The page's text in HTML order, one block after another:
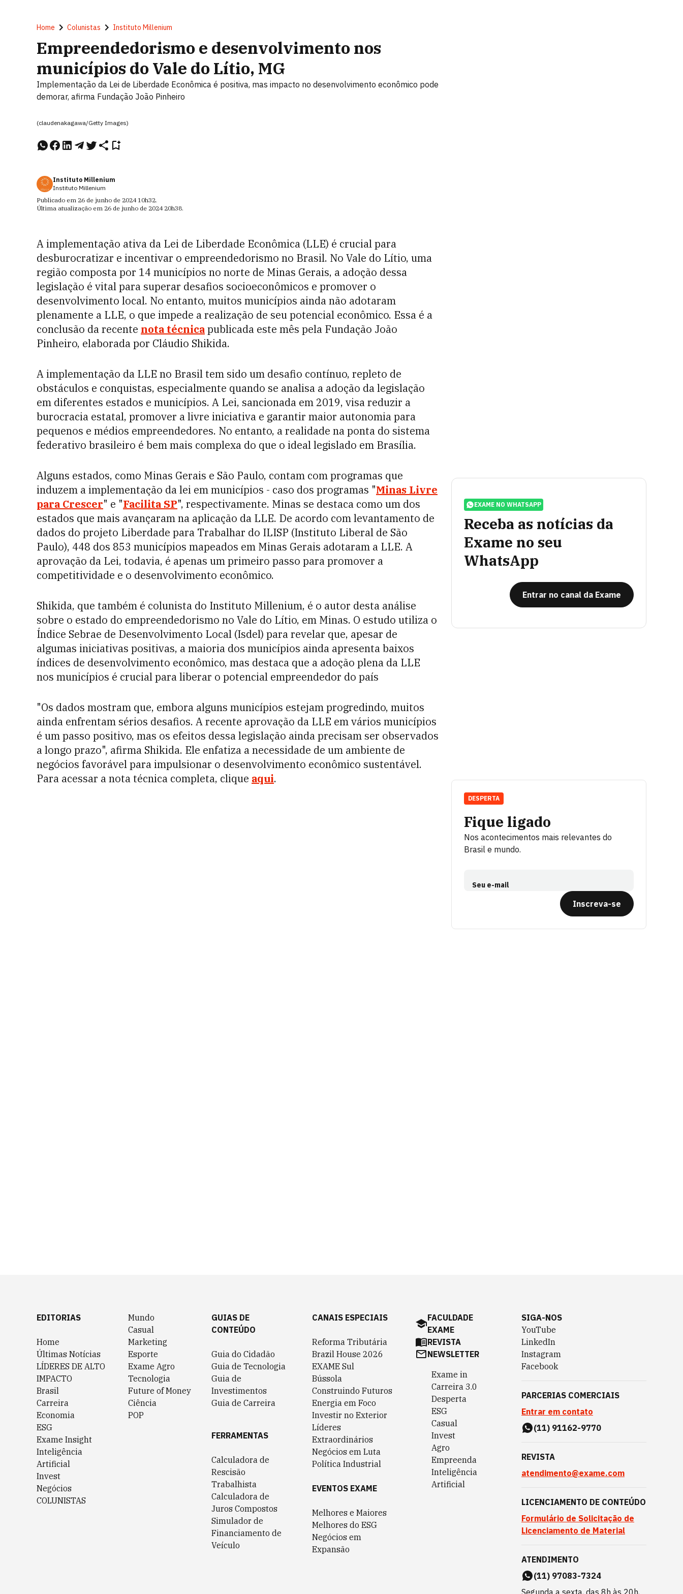
Home Colunistas Instituto Millenium
Empreendedorismo e desenvolvimento nos
municípios do Vale do Lítio, MG
Implementação da Lei de Liberdade Econômica é positiva, mas impacto no desenvolvimento econômico pode
demorar, afirma Fundação João Pinheiro
(claudenakagawa/Getty Images)
Instituto Millenium
Instituto Millenium
Publicado em 26 de junho de 2024 10h32.
Última atualização em 26 de junho de 2024 20h38.
A implementação ativa da Lei de Liberdade Econômica (LLE) é crucial para
desburocratizar e incentivar o empreendedorismo no Brasil. No Vale do Lítio, uma
região composta por 14 municípios no norte de Minas Gerais, a adoção dessa
legislação é vital para superar desafios socioeconômicos e promover o
desenvolvimento local. No entanto, muitos municípios ainda não adotaram
plenamente a LLE, o que impede a realização de seu potencial econômico. Essa é a
conclusão da recente nota técnicapublicada este mês pela Fundação João
Pinheiro, elaborada por Cláudio Shikida.
A implementação da LLE no Brasil tem sido um desafio contínuo, repleto de
obstáculos e conquistas, especialmente quando se analisa a adoção da legislação
em diferentes estados e municípios. A Lei, sancionada em 2019, visa reduzir a
burocracia estatal, promover a livre iniciativa e garantir maior autonomia para
pequenos e médios empreendedores. No entanto, a realidade na ponta do sistema
federativo brasileiro é bem mais complexa do que o ideal legislado em Brasília.
Alguns estados, como Minas Gerais e São Paulo, contam com programas que
induzem a implementação da lei em municípios - caso dos programas "Minas Livre
para Crescer" e "Facilita SP", respectivamente. Minas se destaca como um dos
estados que mais avançaram na aplicação da LLE. De acordo com levantamento de
dados do projeto Liberdade para Trabalhar do ILISP (Instituto Liberal de São
Paulo), 448 dos 853 municípios mapeados em Minas Gerais adotaram a LLE. A
aprovação da Lei, todavia, é apenas um primeiro passo para promover a
competitividade e o desenvolvimento econômico.
Shikida, que também é colunista do Instituto Millenium, é o autor desta análise
sobre o estado do empreendedorismo no Vale do Lítio, em Minas. O estudo utiliza o
Índice Sebrae de Desenvolvimento Local (Isdel) para revelar que, apesar de
algumas iniciativas positivas, a maioria dos municípios ainda apresenta baixos
índices de desenvolvimento econômico, mas destaca que a adoção plena da LLE
nos municípios é crucial para liberar o potencial empreendedor do país
"Os dados mostram que, embora alguns municípios estejam progredindo, muitos
ainda enfrentam sérios desafios. A recente aprovação da LLE em vários municípios
é um passo positivo, mas os efeitos dessa legislação ainda precisam ser observados
a longo prazo", afirma Shikida. Ele enfatiza a necessidade de um ambiente de
negócios favorável para impulsionar o desenvolvimento econômico sustentável.
Para acessar a nota técnica completa, clique aqui.
EXAME NO WHATSAPP
Receba as notícias da
Exame no seu
WhatsApp
Entrar no canal da Exame
Fique ligado
Nos acontecimentos mais relevantes do
Brasil e mundo.
Seu e-mail
Inscreva-se
DESPERTA
EDITORIAS
Home
Últimas Notícias
LÍDERES DE ALTO
IMPACTO
Brasil
Carreira
Economia
ESG
Exame Insight
Inteligência
Artificial
Invest
Negócios
COLUNISTAS
Mundo
Casual
Marketing
Esporte
Exame Agro
Tecnologia
Future of Money
Ciência
POP
GUIAS DE
CONTEÚDO
Guia do Cidadão
Guia de Tecnologia
Guia de
Investimentos
Guia de Carreira
FERRAMENTAS
Calculadora de
Rescisão
Trabalhista
Calculadora de
Juros Compostos
Simulador de
Financiamento de
Veículo
CANAIS ESPECIAIS
Reforma Tributária
Brazil House 2026
EXAME Sul
Bússola
Construindo Futuros
Energia em Foco
Investir no Exterior
Líderes
Extraordinários
Negócios em Luta
Política Industrial
EVENTOS EXAME
Melhores e Maiores
Melhores do ESG
Negócios em
Expansão
FACULDADE
EXAME
REVISTA
NEWSLETTER
Exame in
Carreira 3.0
Desperta
ESG
Casual
Invest
Agro
Empreenda
Inteligência
Artificial
SIGA-NOS
YouTube
LinkedIn
Instagram
Facebook
PARCERIAS COMERCIAIS
Entrar em contato
(11) 91162-9770
REVISTA
atendimento@exame.com
LICENCIAMENTO DE CONTEÚDO
Formulário de Solicitação de
Licenciamento de Material
ATENDIMENTO
(11) 97083-7324
Segunda a sexta, das 8h às 20h,